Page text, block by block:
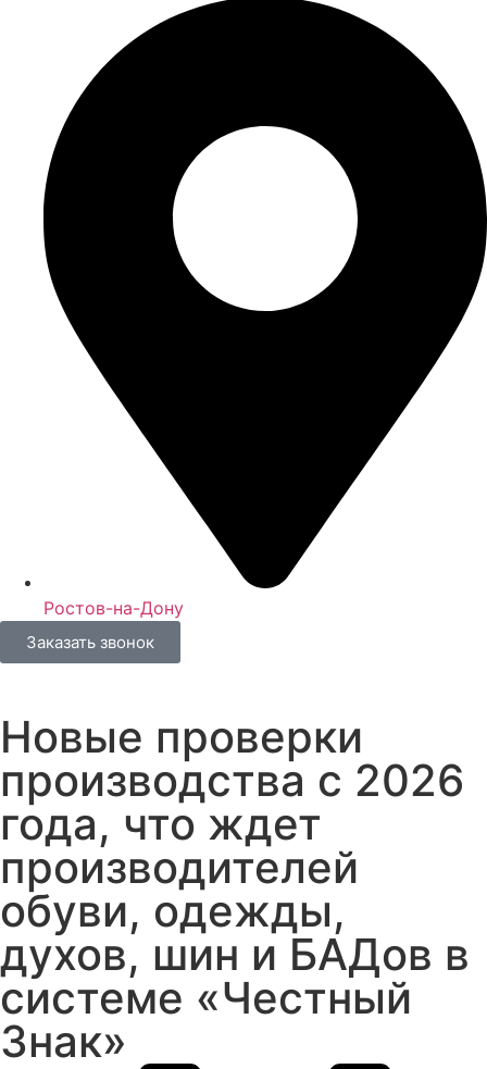
Ростов-на-Дону
Заказать звонок
Новые проверки
производства с 2026
года, что ждет
производителей
обуви, одежды,
духов, шин и БАДов в
системе «Честный
Знак»